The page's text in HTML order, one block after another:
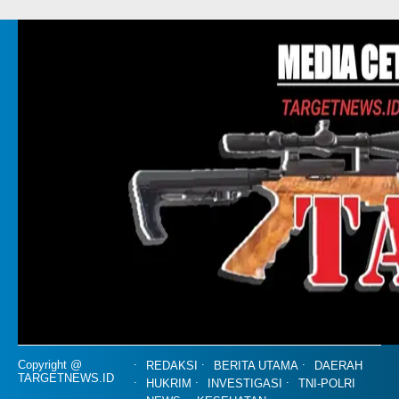
Copyright @
TARGETNEWS.ID
REDAKSI BERITA UTAMA
DAERAH
HUKRIM
INVESTIGASI
TNI-POLRI